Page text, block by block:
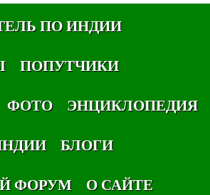
ПО ИНДИИ
ПОПУТЧИКИ
ФОТО
ЭНЦИКЛОПЕДИЯ
БЛОГИ
ФОРУМ
О САЙТЕ